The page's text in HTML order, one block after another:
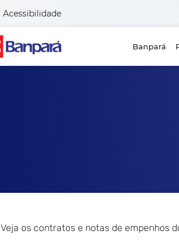
Acessibilidade
Banpará
Veja os contratos e notas de empenhos